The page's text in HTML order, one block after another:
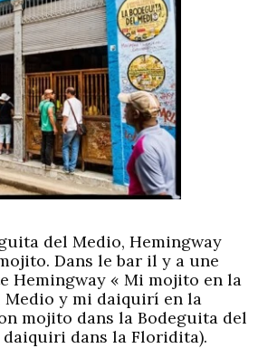
del Medio, Hemingway
Dans le bar il y a une
Hemingway « Mi mojito en la
Medio y mi daiquirí en la
mojito dans la Bodeguita del
dans la Floridita).